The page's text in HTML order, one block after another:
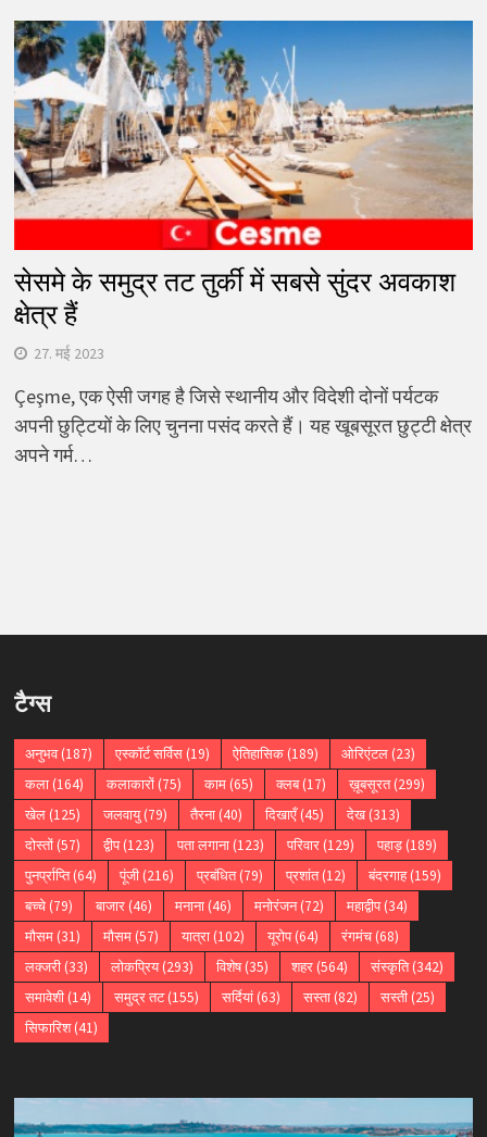
सेसमे के समुद्र तट तुर्की में सबसे सुंदर अवकाश
क्षेत्र हैं
27. मई 2023
Çeşme, एक ऐसी जगह है जिसे स्थानीय और विदेशी दोनों पर्यटक
अपनी छुट्टियों के लिए चुनना पसंद करते हैं। यह खूबसूरत छुट्टी क्षेत्र
अपने गर्म…
टैग्स
अनुभव(187) एस्कॉर्ट सर्विस(19) ऐतिहासिक(189) ओरिएंटल(23)
कला(164) कलाकारों(75) काम(65) क्लब(17) ख़ूबसूरत(299)
खेल(125) जलवायु(79) तैरना(40) दिखाएँ(45) देख(313)
दोस्तों(57) द्वीप(123) पता लगाना(123) परिवार(129) पहाड़(189)
पुनर्प्राप्ति(64) पूंजी(216) प्रबंधित(79) प्रशांत(12) बंदरगाह(159)
बच्चे(79) बाजार(46) मनाना(46) मनोरंजन(72) महाद्वीप(34)
मौसम(31) मौसम(57) यात्रा(102) यूरोप(64) रंगमंच(68)
लक्जरी(33) लोकप्रिय(293) विशेष(35) शहर(564) संस्कृति(342)
समावेशी(14) समुद्र तट(155) सर्दियां(63) सस्ता(82) सस्ती(25)
सिफारिश(41)